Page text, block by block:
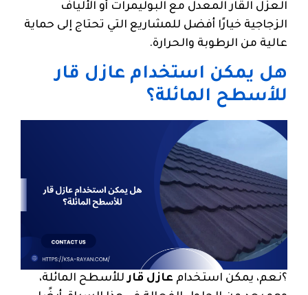
العزل القار المعدل مع البوليمرات أو الألياف
الزجاجية خيارًا أفضل للمشاريع التي تحتاج إلى حماية
عالية من الرطوبة والحرارة.
هل يمكن استخدام عازل قار
للأسطح المائلة؟
؟نعم، يمكن استخدام عازل قار للأسطح المائلة،